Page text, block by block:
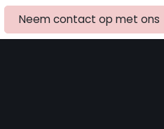
Neem contact op met ons